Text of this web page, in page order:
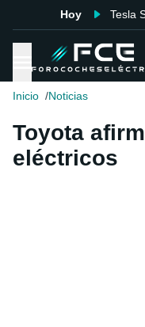
Hoy Tesla
Inicio Noticias
Toyota
eléctricos